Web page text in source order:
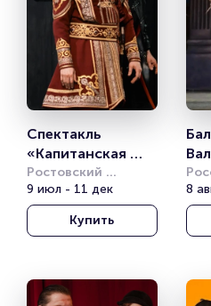
Спектакль
«Капитанская
дочка»
Ростовский
академический
театр драмы им.
М.Горького
9 июл - 11 дек
Купить
8